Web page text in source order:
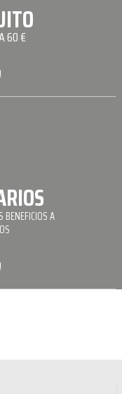
60 €
BENEFICIOS A